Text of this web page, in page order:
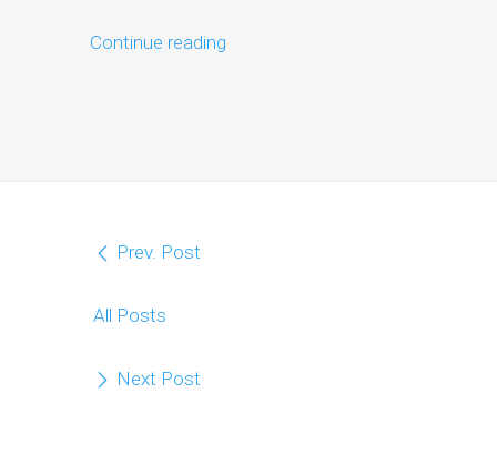
Continue reading
Prev. Post
All Posts
Next Post